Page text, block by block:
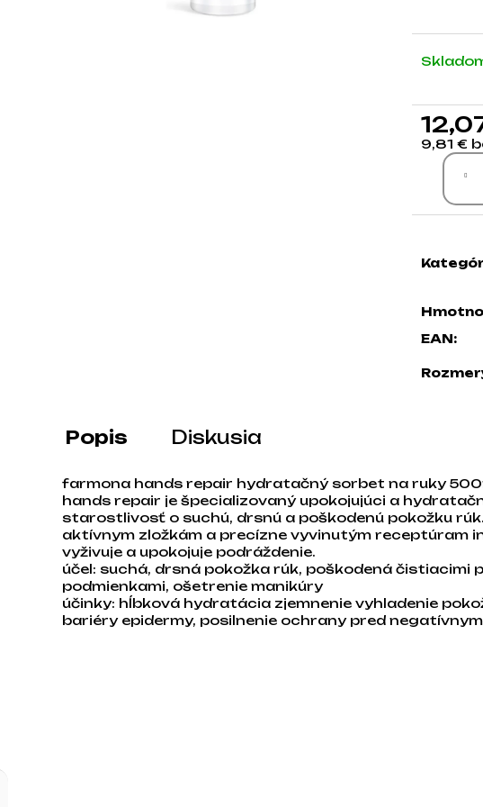
9,81 €
EAN:
Popis Diskusia
farmona hands repair hydratačný sorbet na ruky
hands repair je špecializovaný upokojujúci a
starostlivosť o suchú, drsnú a poškodenú pokožku
aktívnym zložkám a precízne vyvinutým receptúram
vyživuje a upokojuje podráždenie.
účel: suchá, drsná pokožka rúk, poškodená
podmienkami, ošetrenie manikúry
účinky: hĺbková hydratácia zjemnenie vyhladenie
bariéry epidermy, posilnenie ochrany pred